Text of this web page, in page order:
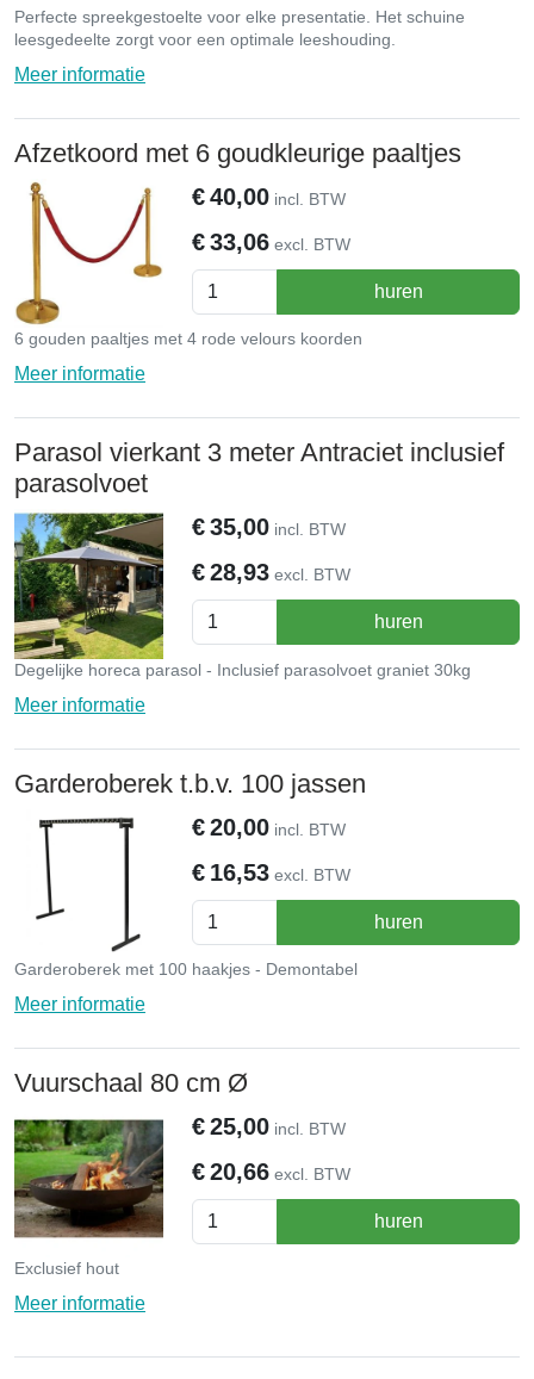
Perfecte spreekgestoelte voor elke presentatie. Het schuine
leesgedeelte zorgt voor een optimale leeshouding.
Meer informatie
Afzetkoord met 6 goudkleurige paaltjes
€40,00 incl. BTW
€33,06 excl. BTW
huren
6 gouden paaltjes met 4 rode velours koorden
Meer informatie
Parasol vierkant 3 meter Antraciet inclusief
parasolvoet
€35,00 incl. BTW
€28,93 excl. BTW
huren
Degelijke horeca parasol - Inclusief parasolvoet graniet 30kg
Meer informatie
Garderoberek t.b.v. 100 jassen
€20,00 incl. BTW
€ 16,53 excl. BTW
huren
Garderoberek met 100 haakjes - Demontabel
Meer informatie
Vuurschaal 80 cm Ø
€25,00 incl. BTW
€20,66 excl. BTW
huren
Exclusief hout
Meer informatie